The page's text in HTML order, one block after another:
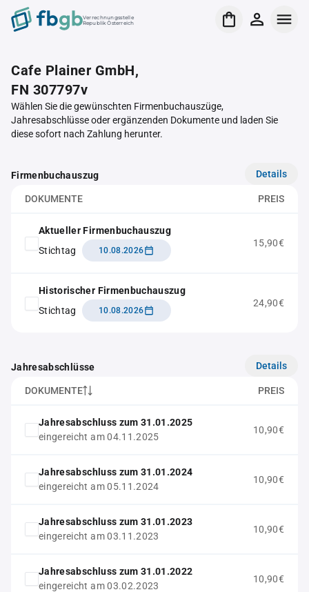
Verrechnungsstelle
Republik Österreich
Cafe Plainer GmbH,
FN 307797v
Wählen Sie die gewünschten Firmenbuchauszüge,
Jahresabschlüsse oder ergänzenden Dokumente und laden Sie
diese sofort nach Zahlung herunter.
Firmenbuchauszug Details
DOKUMENTE PREIS
Aktueller Firmenbuchauszug
Stichtag
10.08.2026
15,90€
Historischer Firmenbuchauszug
Stichtag
10.08.2026
24,90€
Jahresabschlüsse Details
DOKUMENTE PREIS
Jahresabschluss zum 31.01.2025
eingereicht am 04.11.2025
10,90€
Jahresabschluss zum 31.01.2024
eingereicht am 05.11.2024
10,90€
Jahresabschluss zum 31.01.2023
eingereicht am 03.11.2023
10,90€
Jahresabschluss zum 31.01.2022
eingereicht am 03.02.2023
10,90€